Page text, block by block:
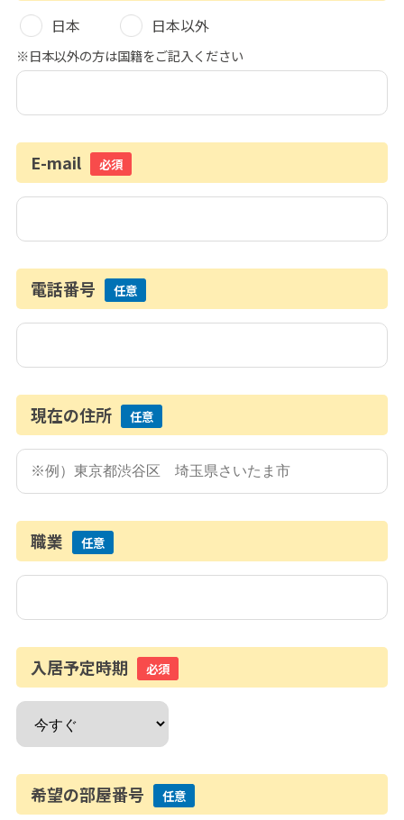
日本 日本以外
※日本以外の方は国籍をご記入ください
E-mail 必須
電話番号 任意
現在の住所 任意
職業 任意
入居予定時期 必須
希望の部屋番号 任意